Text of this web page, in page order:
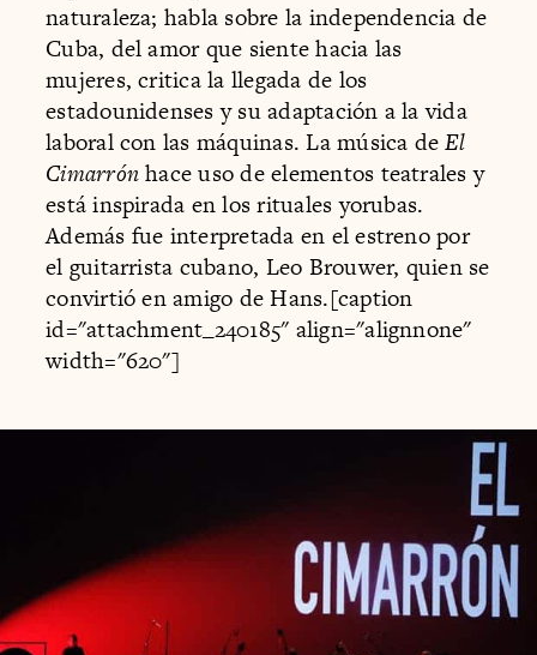
naturaleza; habla sobre la independencia de
Cuba, del amor que siente hacia las
mujeres, critica la llegada de los
estadounidenses y su adaptación a la vida
laboral con las máquinas. La música deEl
Cimarrónhace uso de elementos teatrales y
está inspirada en los rituales yorubas.
Además fue interpretada en el estreno por
el guitarrista cubano, Leo Brouwer, quien se
convirtió en amigo de Hans.[caption
id="attachment_240185" align="alignnone"
width="620"]